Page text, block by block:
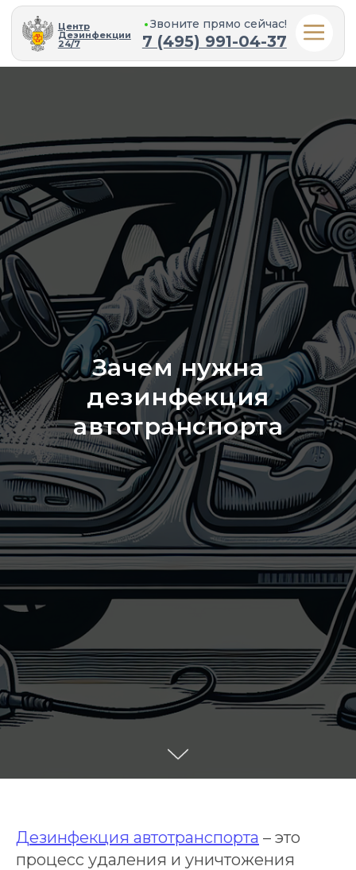
7 (495) 991-04-37
Центр
Дезинфекции
24/7
Заказать звонок
Зачем нужна
дезинфекция
автотранспорта
Дезинфекция автотранспорта – это
процесс удаления и уничтожения